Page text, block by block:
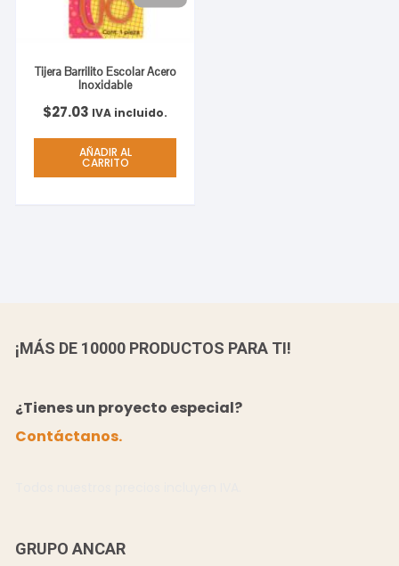
Tijera Barrilito Escolar Acero
Inoxidable
$27.03 IVA incluido.
AÑADIR AL
CARRITO
¡MÁS DE 10000 PRODUCTOS PARA TI!
¿Tienes un proyecto especial?
Contáctanos.
GRUPO ANCAR